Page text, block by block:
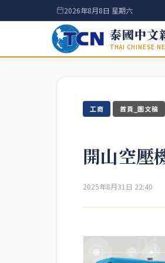
2026年8月8日 星期六
泰國中文
THAI CHINESE
工商 首頁_圖文稿
開山空壓
2025年8月31日 22:40